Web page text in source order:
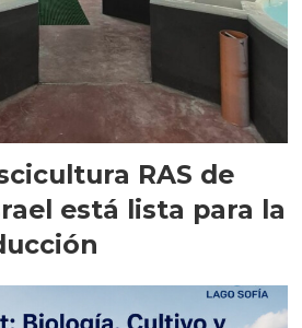
RAS de
está lista para la